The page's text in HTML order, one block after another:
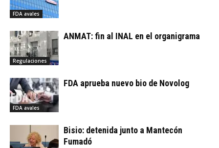
FDA avales
Regulaciones
ANMAT: fin al INAL en el organigrama
FDA avales
FDA aprueba nuevo bio de Novolog
Bisio: detenida junto a Mantecón
Fumadó